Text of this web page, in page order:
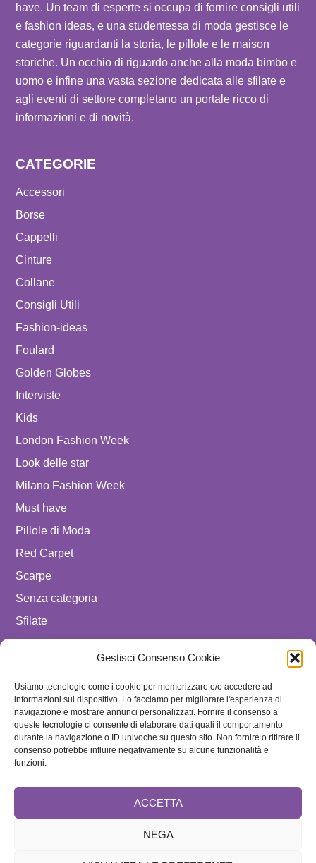
Gestisci Consenso Cookie
Usiamo tecnologie come i cookie per memorizzare e/o accedere ad
informazioni sul dispositivo. Lo facciamo per migliorare l'esperienza di
navigazione e mostrare annunci personalizzati. Fornire il consenso a
queste tecnologie ci consente di elaborare dati quali il comportamento
durante la navigazione o ID univoche su questo sito. Non fornire o ritirare il
consenso potrebbe influire negativamente su alcune funzionalità e
funzioni.
ACCETTA
NEGA
have. Un team di esperte si occupa di fornire consigli utili
e fashion ideas, e una studentessa di moda gestisce le
categorie riguardanti la storia, le pillole e le maison
storiche. Un occhio di riguardo anche alla moda bimbo e
uomo e infine una vasta sezione dedicata alle sfilate e
agli eventi di settore completano un portale ricco di
informazioni e di novità.
CATEGORIE
Accessori
Borse
Cappelli
Cinture
Collane
Consigli Utili
Fashion-ideas
Foulard
Golden Globes
Interviste
Kids
London Fashion Week
Look delle star
Milano Fashion Week
Must have
Pillole di Moda
Red Carpet
Scarpe
Senza categoria
Sfilate
Uomo
SEGUICI SU
ISCRIVITI ALLA NEWSLETTER